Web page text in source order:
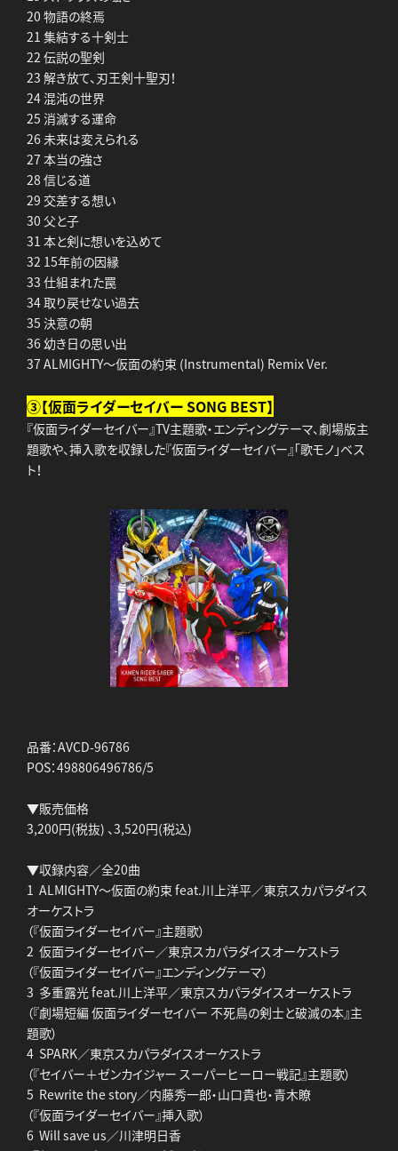
20 物語の終焉
21 集結する十剣士
22 伝説の聖剣
23 解き放て、刃王剣十聖刃！
24 混沌の世界
25 消滅する運命
26 未来は変えられる
27 本当の強さ
28 信じる道
29 交差する想い
30 父と子
31 本と剣に想いを込めて
32 15年前の因縁
33 仕組まれた罠
34 取り戻せない過去
35 決意の朝
36 幼き日の思い出
37 ALMIGHTY～仮面の約束 (Instrumental) Remix Ver.
③【仮面ライダーセイバー SONG BEST】
『仮面ライダーセイバー』TV主題歌・エンディングテーマ、劇場版主
題歌や、挿入歌を収録した『仮面ライダーセイバー』「歌モノ」ベス
ト！
品番：AVCD-96786
POS：498806496786/5
▼販売価格
3,200円(税抜) 、3,520円(税込)
▼収録内容／全20曲
1 ALMIGHTY～仮面の約束 feat.川上洋平／東京スカパラダイス
オーケストラ
（『仮面ライダーセイバー』主題歌）
2 仮面ライダーセイバー／東京スカパラダイスオーケストラ
（『仮面ライダーセイバー』エンディングテーマ）
3 多重露光 feat.川上洋平／東京スカパラダイスオーケストラ
（『劇場短編 仮面ライダーセイバー 不死鳥の剣士と破滅の本』主
題歌）
4 SPARK／東京スカパラダイスオーケストラ
（『セイバー＋ゼンカイジャー スーパーヒーロー戦記』主題歌）
5 Rewrite the story／内藤秀一郎・山口貴也・青木瞭
（『仮面ライダーセイバー』挿入歌）
6 Will save us／川津明日香